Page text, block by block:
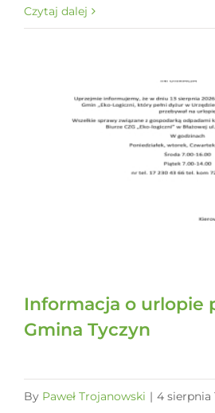
Czytaj dalej
Informacja o urlopie
Gmina Tyczyn
By Paweł Trojanowski | 4 sierpnia